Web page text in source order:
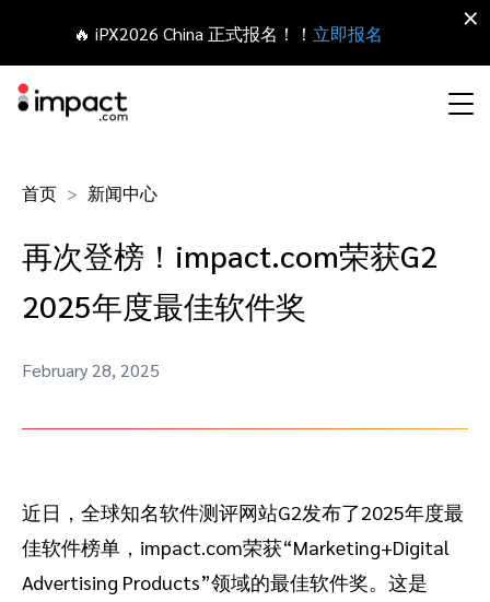
合作伙伴营销管理平台
拓展 招募 签约 支付
追踪
推荐营销管理平台
助力品牌高效起量“老带新”计划
网红营销
联盟营销
推荐营销
分析归因
SaaS合作伙伴营销
合作伙伴入门
网盟合作伙伴联盟
网红合作伙伴
Agency partners
Agency directory
Technology partners
资源概括
干货文章
出海生态观察
iPX25 China 出海峰会
活动中心
关于impact.com
加入impact.com
新闻中心
English
日本語
Italiano
🔥 iPX2026 China 正式报名！！ 立即报名
×
首页 新闻中心
再次登榜！impact.com荣获G2
2025年度最佳软件奖
February 28, 2025
近日，全球知名软件测评网站G2发布了2025年度最
佳软件榜单，impact.com荣获“Marketing+Digital
Advertising Products”领域的最佳软件奖。这是